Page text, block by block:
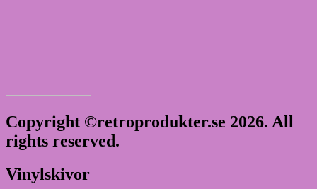
Copyright ©retroprodukter.se 2026. All
rights reserved.
Vinylskivor